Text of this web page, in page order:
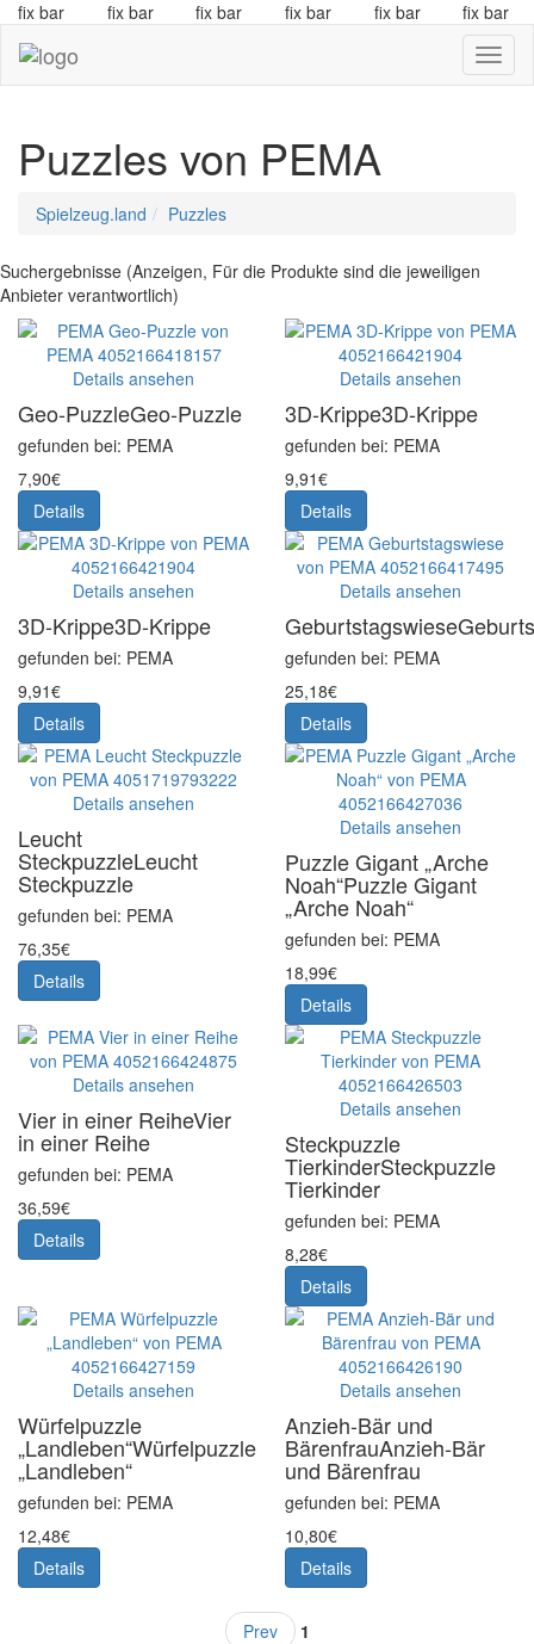
fix bar fix bar fix bar fix bar fix bar
fix bar
Puzzles von PEMA
Spielzeug.land Puzzles
Suchergebnisse (Anzeigen, Für die Produkte sind die jeweiligen
Anbieter verantwortlich)
Details ansehen
Geo-PuzzleGeo-Puzzle
gefunden bei: PEMA
7,90€
Details
Details ansehen
3D-Krippe3D-Krippe
gefunden bei: PEMA
9,91€
Details
Details ansehen
3D-Krippe3D-Krippe
gefunden bei: PEMA
9,91€
Details
Details ansehen
Geburtstagswiese
gefunden bei: PEMA
25,18€
Details
Details ansehen
Leucht
SteckpuzzleLeucht
Steckpuzzle
gefunden bei: PEMA
76,35€
Details
Details ansehen
Puzzle Gigant „Arche
Noah“Puzzle Gigant
„Arche Noah“
gefunden bei: PEMA
18,99€
Details
Details ansehen
Vier in einer ReiheVier
in einer Reihe
gefunden bei: PEMA
36,59€
Details
Details ansehen
Steckpuzzle
TierkinderSteckpuzzle
Tierkinder
gefunden bei: PEMA
8,28€
Details
Details ansehen
Würfelpuzzle
„Landleben“Würfelpuzzle
„Landleben“
gefunden bei: PEMA
12,48€
Details
Details ansehen
Anzieh-Bär und
BärenfrauAnzieh-Bär
und Bärenfrau
gefunden bei: PEMA
10,80€
Details
Prev 1